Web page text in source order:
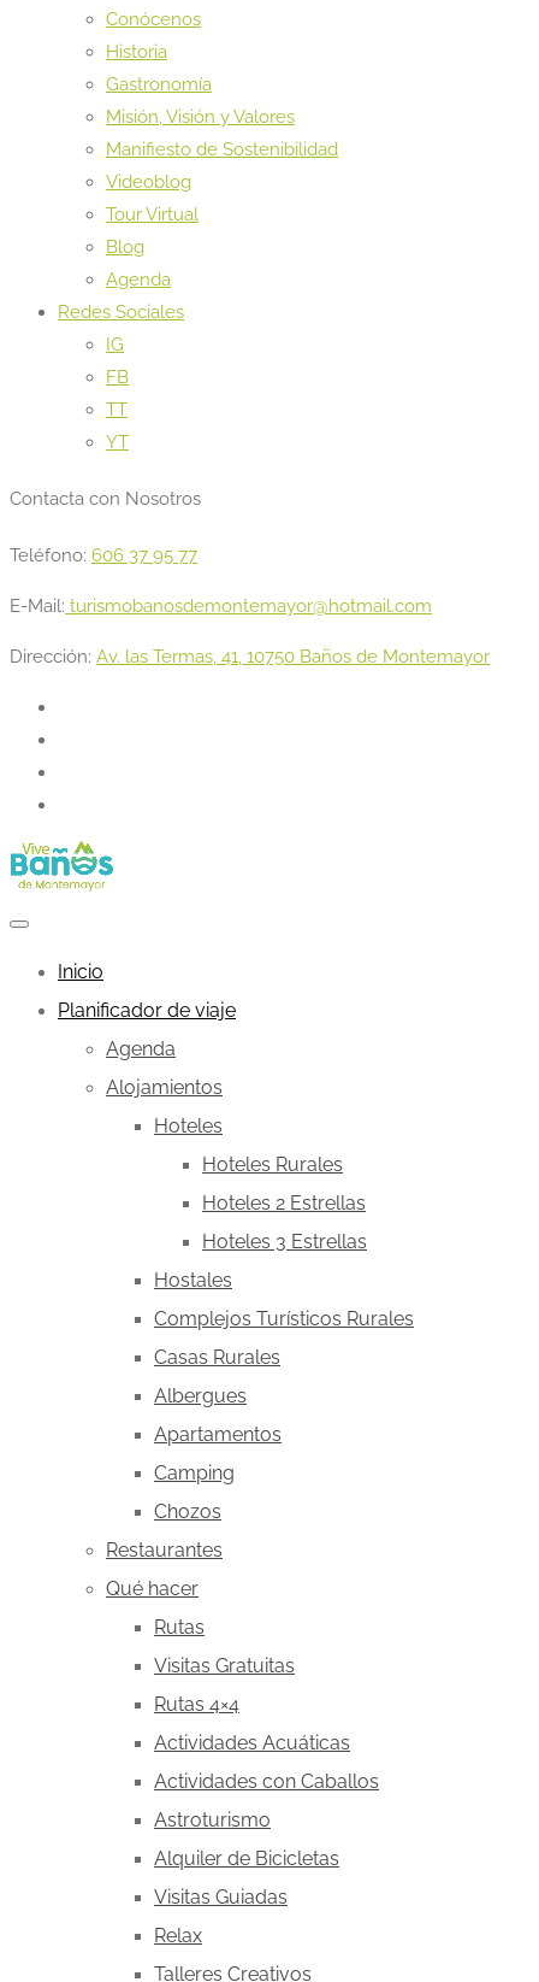
Conócenos
Historia
Gastronomía
Misión, Visión y Valores
Manifiesto de Sostenibilidad
Videoblog
Tour Virtual
Blog
Agenda
Redes Sociales
IG
FB
TT
YT
Contacta con Nosotros
Teléfono: 606 37 95 77
E-Mail: turismobanosdemontemayor@hotmail.com
Dirección: Av. las Termas, 41, 10750 Baños de Montemayor
Inicio
Planificador de viaje
Agenda
Alojamientos
Hoteles
Hoteles Rurales
Hoteles 2 Estrellas
Hoteles 3 Estrellas
Hostales
Complejos Turísticos Rurales
Casas Rurales
Albergues
Apartamentos
Camping
Chozos
Restaurantes
Qué hacer
Rutas
Visitas Gratuitas
Rutas 4×4
Actividades Acuáticas
Actividades con Caballos
Astroturismo
Alquiler de Bicicletas
Visitas Guiadas
Relax
Talleres Creativos